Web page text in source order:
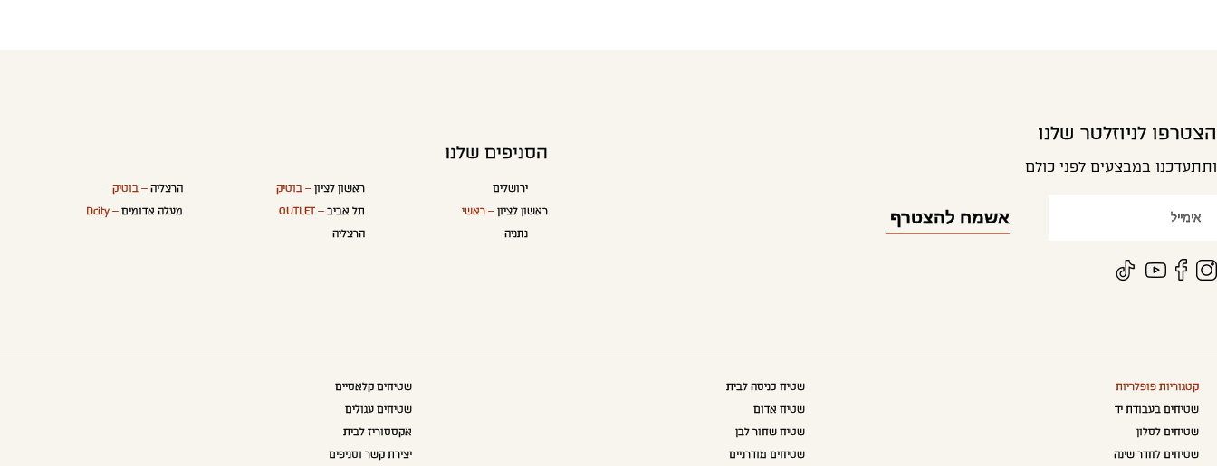
הצטרפו לניוזלטר שלנו
ותתעדכנו במבצעים לפני כולם
הסניפים שלנו
ירושלים
ראשון לציון – ראשי
נתניה
ראשון לציון– בוטיק
תל אביב– OUTLET
הרצליה
הרצליה– בוטיק
מעלה אדומים – Dcity
קטגוריות פופלריות
שטיחים בעבודת יד
שטיחים לסלון
שטיחים לחדר שינה
שטיח כניסה לבית
שטיח אדום
שטיח שחור לבן
שטיחים מודרניים
שטיחים קלאסיים
שטיחים עגולים
אקססוריז לבית
יצירת קשר וסניפים